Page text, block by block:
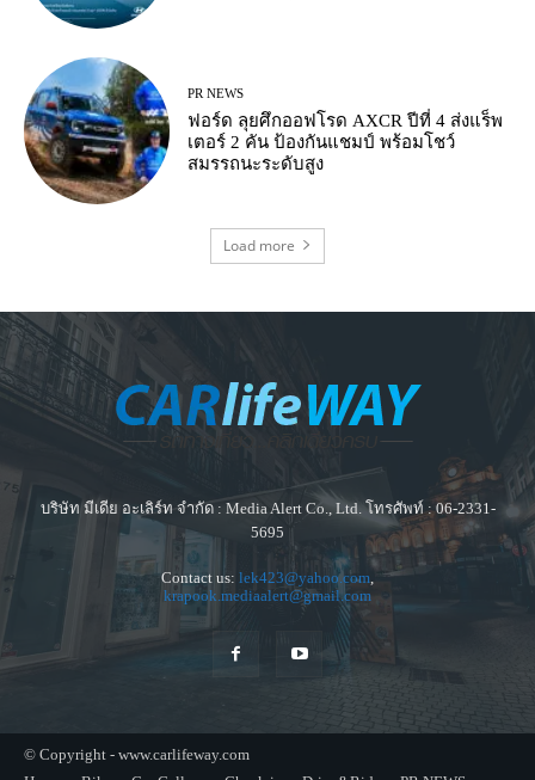
PR NEWS
ฟอร์ด ลุยศึกออฟโรด AXCR ปีที่ 4 ส่งแร็พ
เตอร์ 2 คัน ป้องกันแชมป์ พร้อมโชว์
สมรรถนะระดับสูง
Load more
บริษัท มีเดีย อะเลิร์ท จำกัด : Media Alert Co., Ltd. โทรศัพท์ : 06-2331-
5695
Contact us: lek423@yahoo.com
krapook.mediaalert@gmail.com
© Copyright - www.carlifeway.com